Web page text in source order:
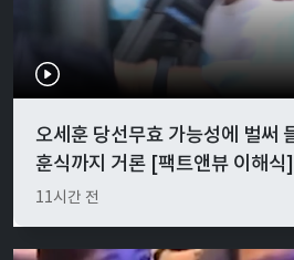
오세훈 당선무효 가능성에 벌써
훈식까지 거론 [팩트앤뷰 이해식]
11시간 전